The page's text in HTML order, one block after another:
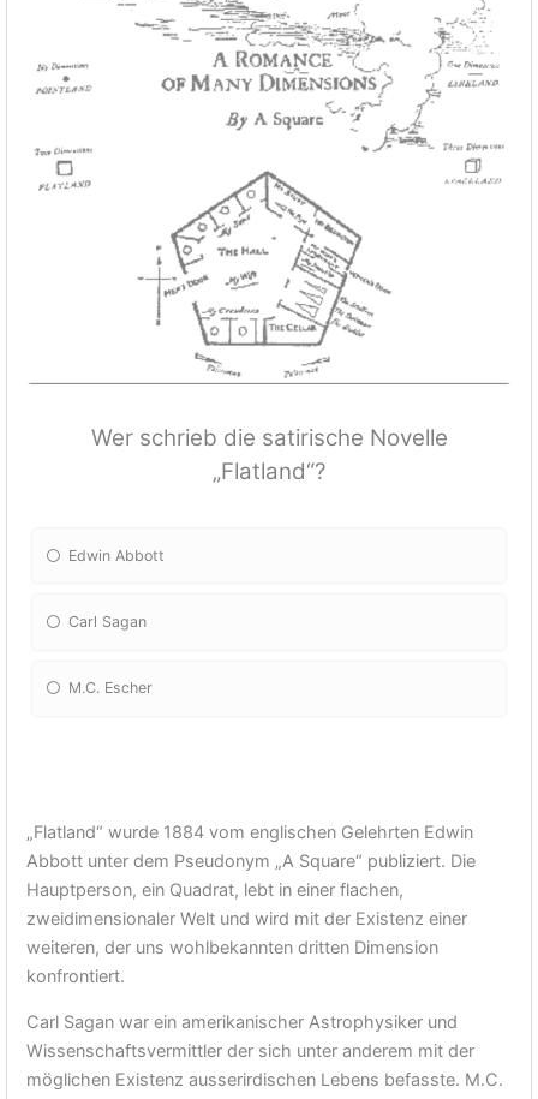
Wer schrieb die satirische Novelle
„Flatland“?
Edwin Abbott
Carl Sagan
M.C. Escher
„Flatland“ wurde 1884 vom englischen Gelehrten Edwin
Abbott unter dem Pseudonym „A Square“ publiziert. Die
Hauptperson, ein Quadrat, lebt in einer flachen,
zweidimensionaler Welt und wird mit der Existenz einer
weiteren, der uns wohlbekannten dritten Dimension
konfrontiert.
Carl Sagan war ein amerikanischer Astrophysiker und
Wissenschaftsvermittler der sich unter anderem mit der
möglichen Existenz ausserirdischen Lebens befasste. M.C.